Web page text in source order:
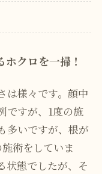
クロを一掃！
は様々です。顔中
ですが、1度の施
多いですが、根が
術をしていま
状態でしたが、そ